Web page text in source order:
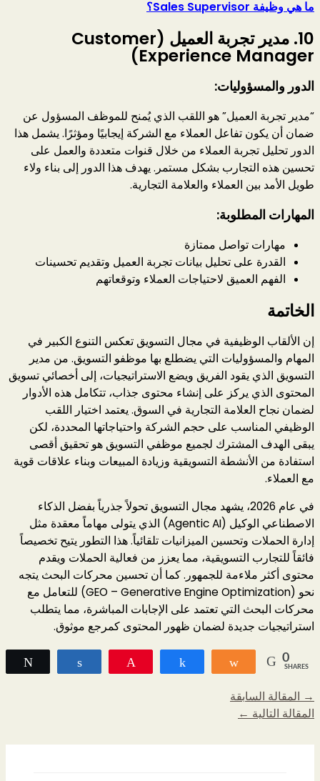
ما هي وظيفة Sales Supervisor؟
10. مدير تجربة العميل (Customer
Experience Manager)
الدور والمسؤوليات:
“مدير تجربة العميل” هو اللقب الذي يُمنح للموظف المسؤول عن
ضمان أن يكون تفاعل العملاء مع الشركة إيجابيًا ومؤثرًا. يشمل هذا
الدور تحليل تجربة العملاء من خلال قنوات متعددة والعمل على
تحسين هذه التجارب بشكل مستمر. يهدف هذا الدور إلى بناء ولاء
طويل الأمد بين العملاء والعلامة التجارية.
المهارات المطلوبة:
مهارات تواصل ممتازة
القدرة على تحليل بيانات تجربة العميل وتقديم تحسينات
الفهم العميق لاحتياجات العملاء وتوقعاتهم
الخاتمة
إن الألقاب الوظيفية في مجال التسويق تعكس التنوع الكبير في
المهام والمسؤوليات التي يضطلع بها موظفو التسويق. من مدير
التسويق الذي يقود الفريق ويضع الاستراتيجيات، إلى أخصائي تسويق
المحتوى الذي يركز على إنشاء محتوى جذاب، تتكامل هذه الأدوار
لضمان نجاح العلامة التجارية في السوق. يعتمد اختيار اللقب
الوظيفي المناسب على حجم الشركة واحتياجاتها المحددة، لكن
يبقى الهدف المشترك لجميع موظفي التسويق هو تحقيق أقصى
استفادة من الأنشطة التسويقية وزيادة المبيعات وبناء علاقات قوية
مع العملاء.
في عام 2026، يشهد مجال التسويق تحولاً جذرياً بفضل الذكاء
الاصطناعي الوكيل (Agentic AI) الذي يتولى مهاماً معقدة مثل
إدارة الحملات وتحسين الميزانيات تلقائياً. هذا التطور يتيح تخصيصاً
فائقاً للتجارب التسويقية، مما يعزز من فعالية الحملات ويقدم
محتوى أكثر ملاءمة للجمهور. كما أن تحسين محركات البحث يتجه
نحو (GEO – Generative Engine Optimization) للتعامل مع
محركات البحث التي تعتمد على الإجابات المباشرة، مما يتطلب
استراتيجيات جديدة لضمان ظهور المحتوى كمرجع موثوق.
Share 0
SHARES
→ المقالة السابقة
المقالة التالية ←